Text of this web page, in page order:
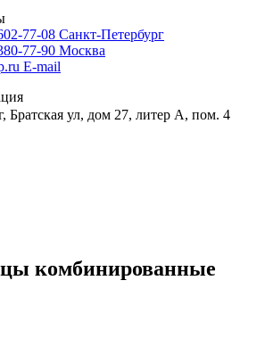
77-08 Санкт-Петербург
77-90 Москва
E-mail
Братская ул, дом 27, литер А, пом. 4
комбинированные